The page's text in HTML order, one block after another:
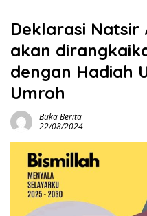
Deklarasi Natsir
akan
dengan Hadiah
Umroh
Buka Berita
22/08/2024